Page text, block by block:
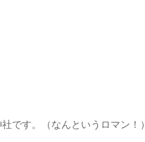
です。（なんというロマン！）